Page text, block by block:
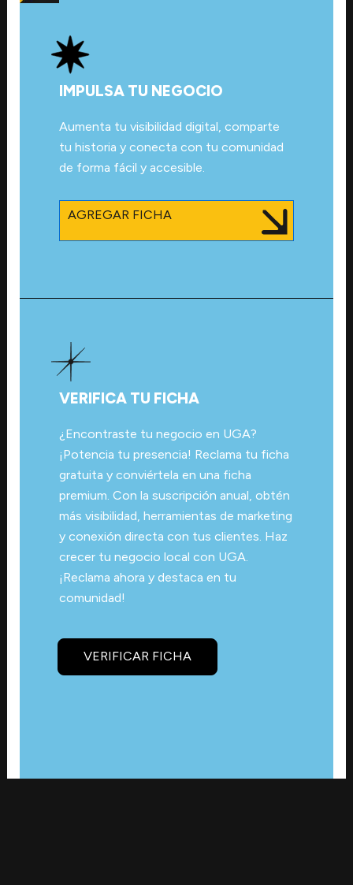
IMPULSA TU NEGOCIO
Aumenta tu visibilidad digital, comparte
tu historia y conecta con tu comunidad
de forma fácil y accesible.
AGREGAR FICHA
VERIFICA TU FICHA
¿Encontraste tu negocio en UGA?
¡Potencia tu presencia! Reclama tu ficha
gratuita y conviértela en una ficha
premium. Con la suscripción anual, obtén
más visibilidad, herramientas de marketing
y conexión directa con tus clientes. Haz
crecer tu negocio local con UGA.
¡Reclama ahora y destaca en tu
comunidad!
VERIFICAR FICHA